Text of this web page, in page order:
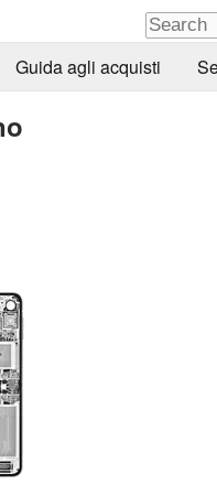
Guida agli acquisti